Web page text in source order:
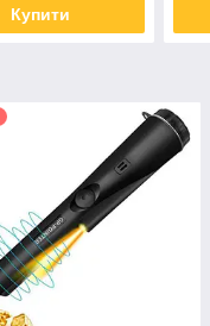
Купити